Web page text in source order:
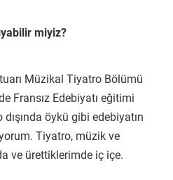
miyiz?
Müzikal Tiyatro Bölümü
Fransız Edebiyatı eğitimi
öykü gibi edebiyatın
Tiyatro, müzik ve
ve ürettiklerimde iç içe.